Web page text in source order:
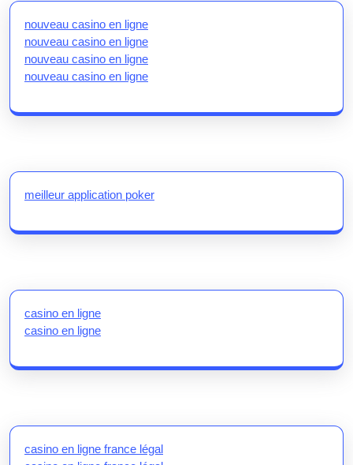
nouveau casino en ligne
nouveau casino en ligne
nouveau casino en ligne
nouveau casino en ligne
meilleur application poker
casino en ligne
casino en ligne
casino en ligne france légal